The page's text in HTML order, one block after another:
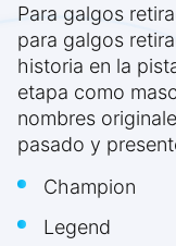
Para galgos
para galgos
historia en la
etapa como
nombres
pasado y
Champion
Legend